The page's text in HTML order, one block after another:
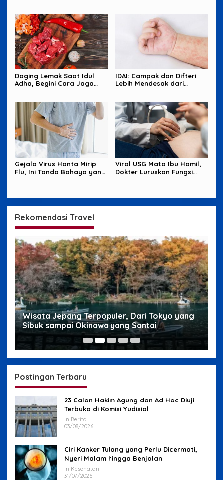
Daging Lemak Saat Idul
Adha, Begini Cara Jaga
IDAI: Campak dan Difteri
Lebih Mendesak dari
Gejala Virus Hanta Mirip
Flu, Ini Tanda Bahaya yang
Viral USG Mata Ibu Hamil,
Dokter Luruskan Fungsi
Rekomendasi Travel
Wisata Jepang Terpopuler, Dari Tokyo yang
Sibuk sampai Okinawa yang Santai
Postingan Terbaru
23 Calon Hakim Agung dan Ad Hoc Diuji
Terbuka di Komisi Yudisial
In Berita
03/08/2026
Ciri Kanker Tulang yang Perlu Dicermati,
Nyeri Malam hingga Benjolan
In Kesehatan
31/07/2026